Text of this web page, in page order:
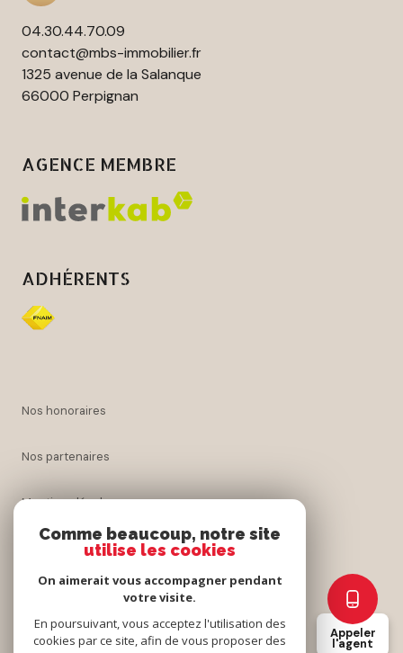
Appeler
l'agent
04.30.44.70.09
contact@mbs-immobilier.fr
1325 avenue de la Salanque
66000 Perpignan
AGENCE MEMBRE
ADHÉRENTS
nos honoraires
nos partenaires
mentions légales
cookies
Comme beaucoup, notre site
utilise les cookies
On aimerait vous accompagner pendant
votre visite.
En poursuivant, vous acceptez l'utilisation des
cookies par ce site, afin de vous proposer des